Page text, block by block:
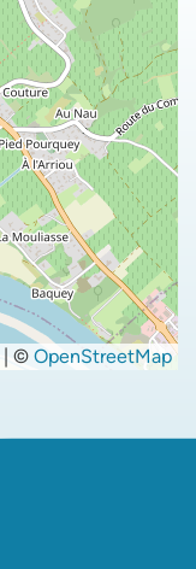
| © OpenStreetMap